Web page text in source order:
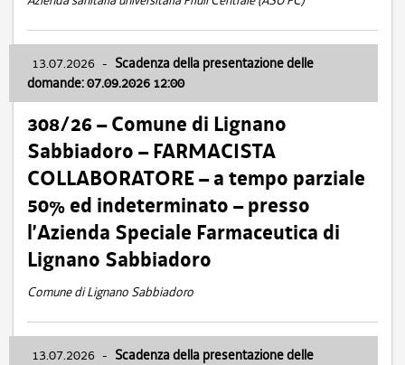
13.07.2026 - Scadenza della presentazione delle
domande: 07.09.2026 12:00
308/26 – Comune di Lignano
Sabbiadoro – FARMACISTA
COLLABORATORE – a tempo parziale
50% ed indeterminato – presso
l’Azienda Speciale Farmaceutica di
Lignano Sabbiadoro
Comune di Lignano Sabbiadoro
13.07.2026 - Scadenza della presentazione delle